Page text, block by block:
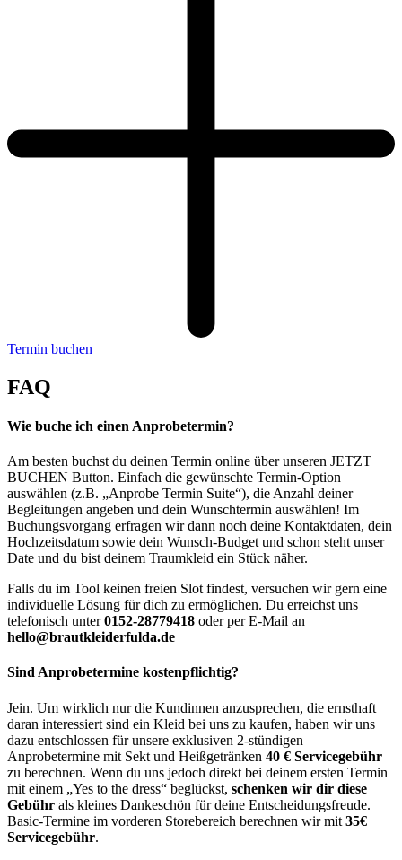
Termin buchen
FAQ
Wie buche ich einen Anprobetermin?
Am besten buchst du deinen Termin online über unseren JETZT
BUCHEN Button. Einfach die gewünschte Termin-Option
auswählen (z.B. „Anprobe Termin Suite“), die Anzahl deiner
Begleitungen angeben und dein Wunschtermin auswählen! Im
Buchungsvorgang erfragen wir dann noch deine Kontaktdaten, dein
Hochzeitsdatum sowie dein Wunsch-Budget und schon steht unser
Date und du bist deinem Traumkleid ein Stück näher.
Falls du im Tool keinen freien Slot findest, versuchen wir gern eine
individuelle Lösung für dich zu ermöglichen. Du erreichst uns
telefonisch unter0152-28779418 oder per E-Mail an
hello@brautkleiderfulda.de
Sind Anprobetermine kostenpflichtig?
Jein. Um wirklich nur die Kundinnen anzusprechen, die ernsthaft
daran interessiert sind ein Kleid bei uns zu kaufen, haben wir uns
dazu entschlossen für unsere exklusiven 2-stündigen
Anprobetermine mit Sekt und Heißgetränken 40 € Servicegebühr
zu berechnen. Wenn du uns jedoch direkt bei deinem ersten Termin
mit einem „Yes to the dress“ beglückst, schenken wir dir diese
Gebühr als kleines Dankeschön für deine Entscheidungsfreude.
Basic-Termine im vorderen Storebereich berechnen wir mit 35€
Servicegebühr.